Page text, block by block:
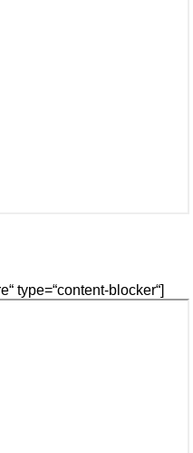
type=“content-blocker“]